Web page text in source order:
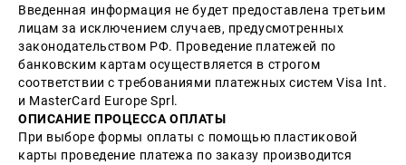
Введенная информация не будет предоставлена третьим
лицам за исключением случаев, предусмотренных
законодательством РФ. Проведение платежей по
банковским картам осуществляется в строгом
соответствии с требованиями платежных систем Visa Int.
и MasterCard Europe Sprl.
ОПИСАНИЕ ПРОЦЕССA ОПЛАТЫ
При выборе формы оплаты с помощью пластиковой
карты проведение платежа по заказу производится